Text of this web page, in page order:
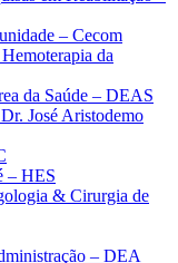
– Cecom
da
da Saúde – DEAS
José Aristodemo
– HES
& Cirurgia de
– DEA